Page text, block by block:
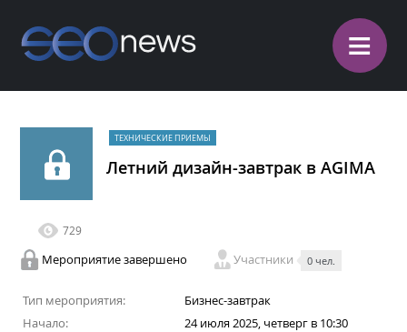
≡
ТЕХНИЧЕСКИЕ ПРИЕМЫ
Летний дизайн-завтрак в AGIMA
729
Мероприятие завершено Участники 0 чел.
Тип мероприятия:
Бизнес-завтрак
Начало:
24 июля 2025, четверг в 10:30